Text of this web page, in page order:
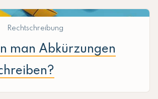
Rechtschreibung
man Abkürzungen